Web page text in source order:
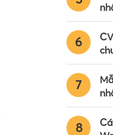
6
7
8